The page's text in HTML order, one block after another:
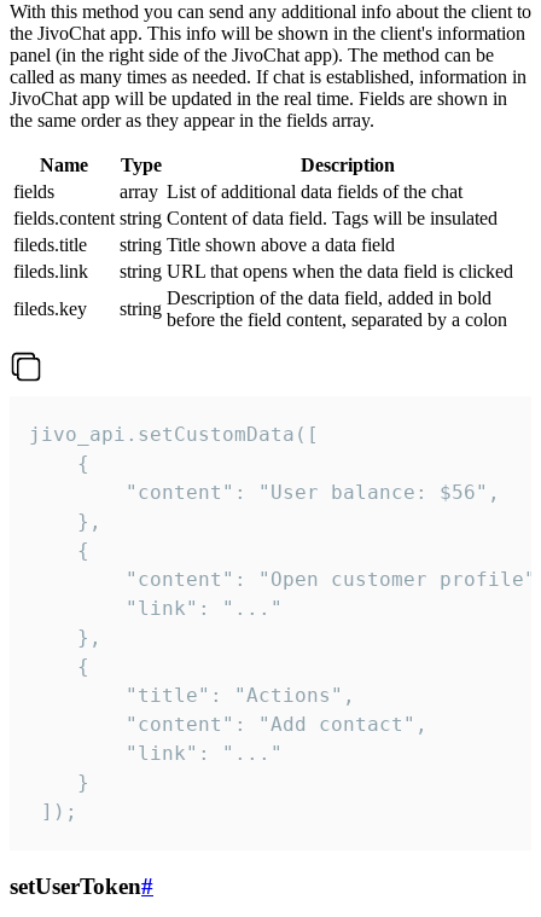
With this method you can send any additional info about the client to
the JivoChat app. This info will be shown in the client's information
panel (in the right side of the JivoChat app). The method can be
called as many times as needed. If chat is established, information in
JivoChat app will be updated in the real time. Fields are shown in
the same order as they appear in the fields array.
Name Type
Description
fields
array List of additional data fields of the chat
fields.content string Content of data field. Tags will be insulated
fileds.title
string Title shown above a data field
fileds.link
string URL that opens when the data field is clicked
fileds.key
string
Description of the data field, added in bold
before the field content, separated by a colon
jivo_api.setCustomData([
    {
        "content": "User balance: $56",
    },
    {
"content": "Open customer
        "link": "..."
    },
    {
        "title": "Actions",
        "content": "Add contact",
        "link": "..."
    }
]);
setUserToken#